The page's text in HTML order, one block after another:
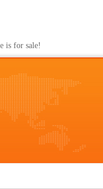
is for sale!